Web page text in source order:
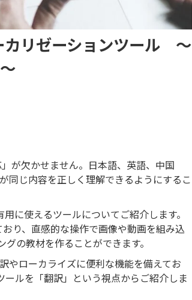
カリゼーションツール ～
が欠かせません。日本語、英語、中国
同じ内容を正しく理解できるようにするこ
に使えるツールについてご紹介します。
り、直感的な操作で画像や動画を組み込
の教材を作ることができます。
やローカライズに便利な機能を備えてお
ルを「翻訳」という視点からご紹介しま